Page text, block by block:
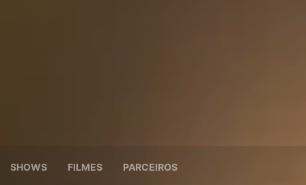
SHOWS FILMES PARCEIROS